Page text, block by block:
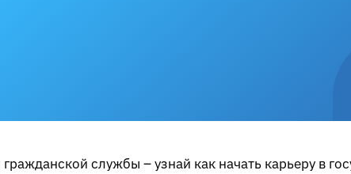
службы – узнай как начать карьеру в